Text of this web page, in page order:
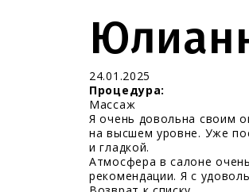
24.01.2025
Процедура:
Массаж
Я очень довольна своим
на высшем уровне. Уже
и гладкой.
Атмосфера в салоне
рекомендации. Я с